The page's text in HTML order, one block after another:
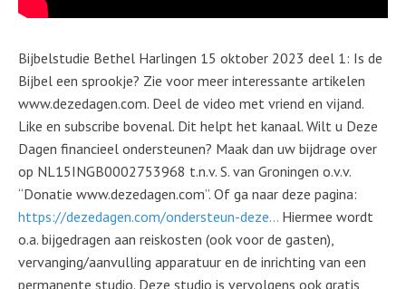
Bijbelstudie Bethel Harlingen 15 oktober 2023 deel 1: Is de
Bijbel een sprookje? Zie voor meer interessante artikelen
www.dezedagen.com. Deel de video met vriend en vijand.
Like en subscribe bovenal. Dit helpt het kanaal. Wilt u Deze
Dagen financieel ondersteunen? Maak dan uw bijdrage over
op NL15INGB0002753968 t.n.v. S. van Groningen o.v.v.
“Donatie www.dezedagen.com”. Of ga naar deze pagina:
https://dezedagen.com/ondersteun-deze… Hiermee wordt
o.a. bijgedragen aan reiskosten (ook voor de gasten),
vervanging/aanvulling apparatuur en de inrichting van een
permanente studio. Deze studio is vervolgens ook gratis